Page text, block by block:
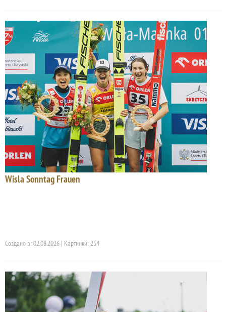
Wisla Sonntag Frauen
Создано в: 02.08.2026 | Картинки: 254